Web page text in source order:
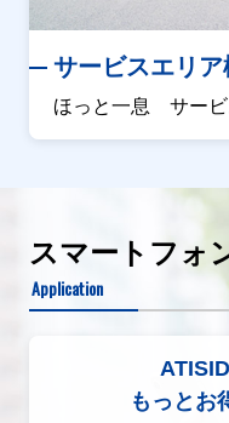
サービスエリア
ほっと一息 サービ
スマートフォ
Application
もっとお